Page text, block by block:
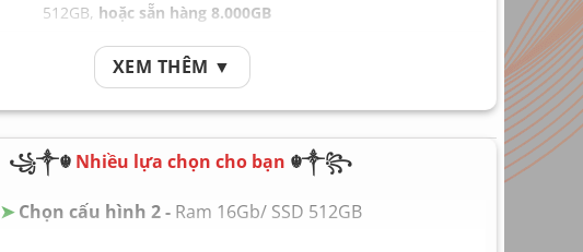
512GB, hoặc sẵn hàng 8.000GB
AMD Radeon Pro WX3200 /
NVIDIA Quadro T1000 / T2000 / RTX 3000
khoảng 2.5kg
khoảng 3 – 5 giờ tùy nhu cầu sử dụng
Windows 10 hoặc Windows 11, theo máy
XEM THÊM ▼
꧁༒☬ Nhiều lựa chọn cho bạn ☬༒꧂
➤Chọn cấu hình 2 - Ram 16Gb/ SSD 512GB